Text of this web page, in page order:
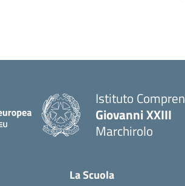
Istituto
Giovanni XXIII
Marchirolo
La Scuola